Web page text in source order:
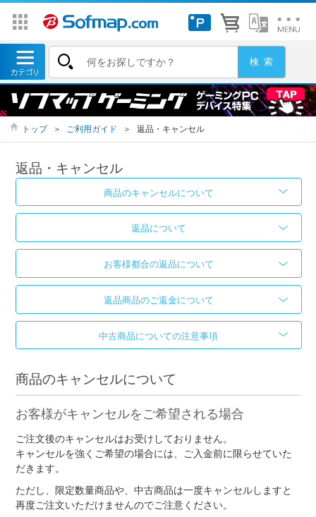
トップ ＞ ご利用ガイド ＞ 返品・キャンセル
返品・キャンセル
商品のキャンセルについて
返品について
お客様都合の返品について
返品商品のご返金について
中古商品についての注意事項
商品のキャンセルについて
お客様がキャンセルをご希望される場合
ご注文後のキャンセルはお受けしておりません。
キャンセルを強くご希望の場合には、ご入金前に限らせていた
だきます。
ただし、限定数量商品や、中古商品は一度キャンセルしますと
再度ご注文いただけませんのでご注意ください。